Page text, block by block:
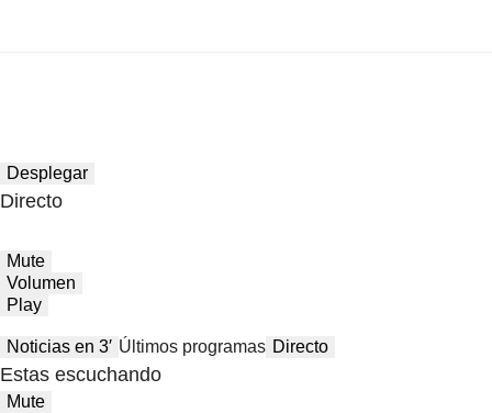
Desplegar
Directo
Mute
Volumen
Play
Noticias en 3′ Últimos programas Directo
Estas escuchando
Mute